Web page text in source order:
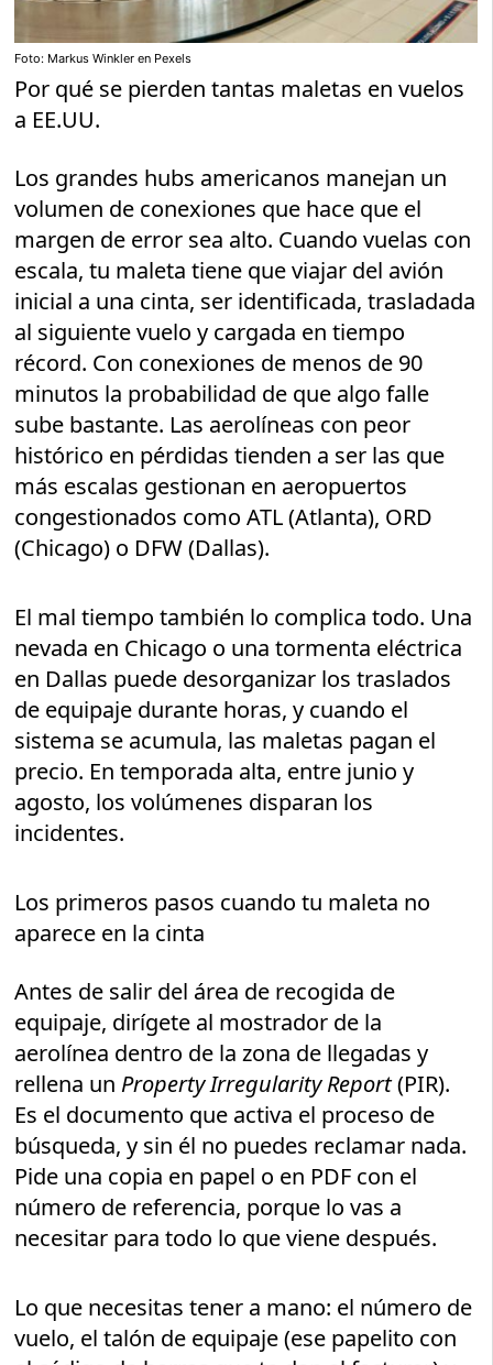
Foto: Markus Winkler en Pexels
Por qué se pierden tantas maletas en vuelos
a EE.UU.
Los grandes hubs americanos manejan un
volumen de conexiones que hace que el
margen de error sea alto. Cuando vuelas con
escala, tu maleta tiene que viajar del avión
inicial a una cinta, ser identificada, trasladada
al siguiente vuelo y cargada en tiempo
récord. Con conexiones de menos de 90
minutos la probabilidad de que algo falle
sube bastante. Las aerolíneas con peor
histórico en pérdidas tienden a ser las que
más escalas gestionan en aeropuertos
congestionados como ATL (Atlanta), ORD
(Chicago) o DFW (Dallas).
El mal tiempo también lo complica todo. Una
nevada en Chicago o una tormenta eléctrica
en Dallas puede desorganizar los traslados
de equipaje durante horas, y cuando el
sistema se acumula, las maletas pagan el
precio. En temporada alta, entre junio y
agosto, los volúmenes disparan los
incidentes.
Los primeros pasos cuando tu maleta no
aparece en la cinta
Antes de salir del área de recogida de
equipaje, dirígete al mostrador de la
aerolínea dentro de la zona de llegadas y
rellena un Property Irregularity Report(PIR).
Es el documento que activa el proceso de
búsqueda, y sin él no puedes reclamar nada.
Pide una copia en papel o en PDF con el
número de referencia, porque lo vas a
necesitar para todo lo que viene después.
Lo que necesitas tener a mano: el número de
vuelo, el talón de equipaje (ese papelito con